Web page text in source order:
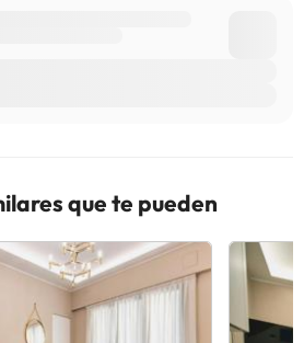
que te pueden